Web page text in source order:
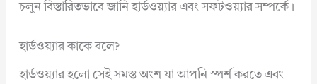
চলুন বিস্তারিতভাবে জানি হার্ডওয়্যার এবং সফটওয়্যার সম্পর্কে।
হার্ডওয়্যার কাকে বলে?
হার্ডওয়্যার হলো সেই সমস্ত অংশ যা আপনি স্পর্শ করতে এবং